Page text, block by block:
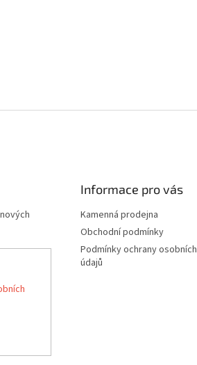
Informace pro vás
Kamenná prodejna
Obchodní podmínky
Podmínky ochrany osobních
údajů